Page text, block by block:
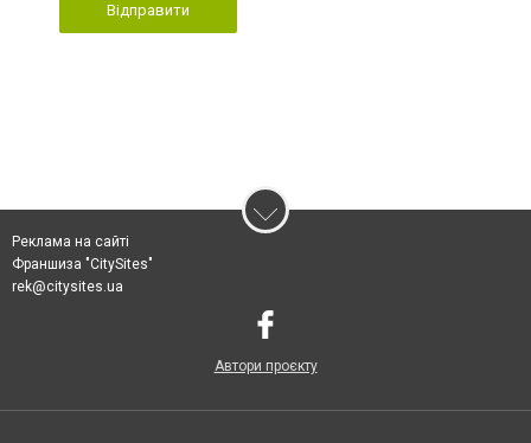
Відправити
Реклама на сайті
Франшиза "CitySites"
rek@citysites.ua
Автори проєкту